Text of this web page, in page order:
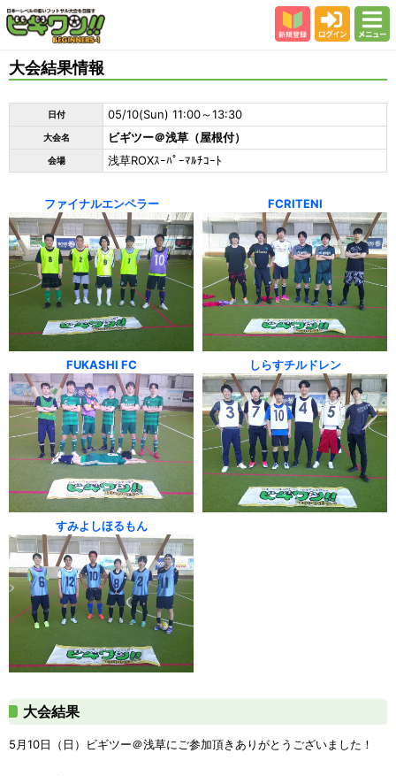
会場
大会結果
よくある質問
参加者の声
大会結果情報
日付 05/10(Sun) 11:00～13:30
大会名 ビギツー＠浅草（屋根付）
会場 浅草ROXｽｰﾊﾟｰﾏﾙﾁｺｰﾄ
ファイナルエンペラー FCRITENI
FUKASHI FC しらすチルドレン
すみよしほるもん
大会結果
5月10日（日）ビギツー＠浅草にご参加頂きありがとうございました！